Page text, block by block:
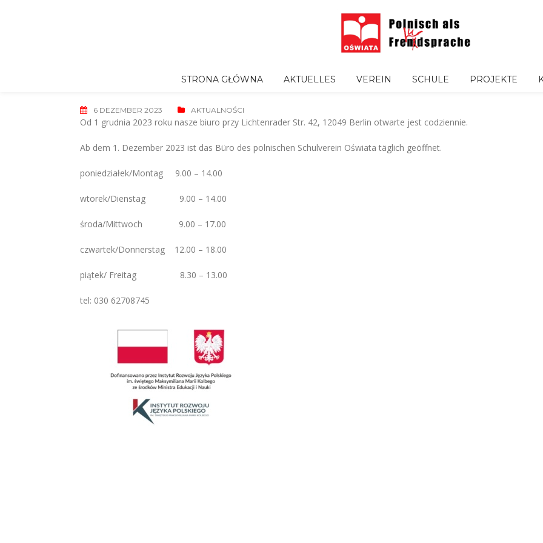
STRONA GŁÓWNA AKTUELLES VEREIN SCHULE PROJEKTE
6 DEZEMBER 2023 AKTUALNOŚCI
Od 1 grudnia 2023 roku nasze biuro przy Lichtenrader Str. 42, 12049 Berlin otwarte jest codziennie.
Ab dem 1. Dezember 2023 ist das Büro des polnischen Schulverein Oświata täglich geöffnet.
poniedziałek/Montag 9.00 – 14.00
wtorek/Dienstag 9.00 – 14.00
środa/Mittwoch 9.00 – 17.00
czwartek/Donnerstag 12.00 – 18.00
piątek/ Freitag 8.30 – 13.00
tel: 030 62708745